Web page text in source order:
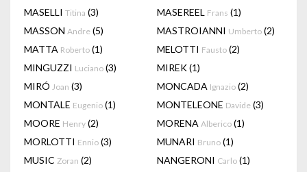
MASELLI Titina (3) MASEREEL Frans (1)
MASSON Andre (5) MASTROIANNI Umberto (2)
MATTA Roberto (1) MELOTTI Fausto (2)
MINGUZZI Luciano (3) MIREK(1)
MIRÓ Joan (3) MONCADA Ignazio (2)
MONTALE Eugenio (1) MONTELEONE Davide (3)
MOORE Henry (2) MORENA Alberico (1)
MORLOTTI Ennio (3) MUNARI Bruno (1)
MUSIC Zoran (2) NANGERONI Carlo (1)